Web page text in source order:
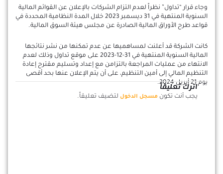
وجاء قرار “تداول” نظراً لعدم التزام الشركات بالإعلان عن القوائم المالية
السنوية المنتهية في 31 ديسمبر 2023 خلال المدة النظامية المحددة في
قواعد طرح الأوراق المالية الصادرة عن مجلس هيئة السوق المالية.
كانت الشركة قد أعلنت لمساهميها عن عدم تمكنها من نشر نتائجها
المالية السنوية المنتهية في 31-12-2023 على موقع تداول وذلك لعدم
الانتهاء من عمليات المراجعة بالتزامن مع إعداد وتسليم مقترح إعادة
التنظيم المالي إلى أمين التنظيم، على أن يتم الإعلان عنها بحد أقصى
يوم 21 أبريل 2024.اترك تعليقاً
يجب أنت تكون مسجل الدخول لتضيف تعليقاً.